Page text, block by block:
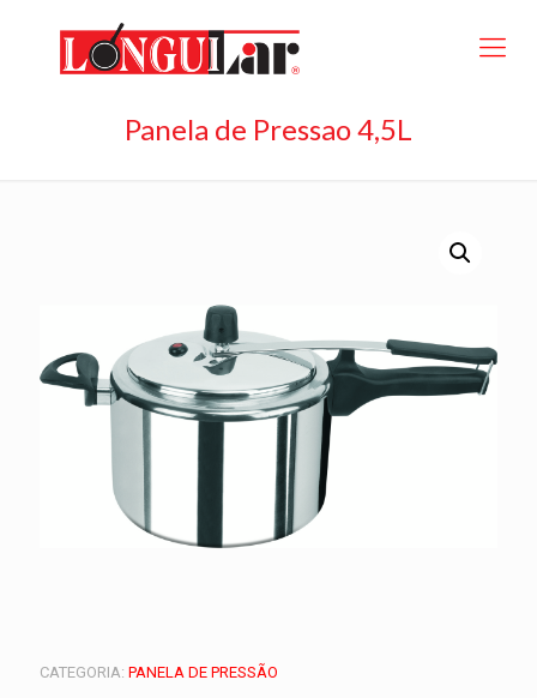
Panela de Pressao 4,5L
CATEGORIA: PANELA DE PRESSÃO